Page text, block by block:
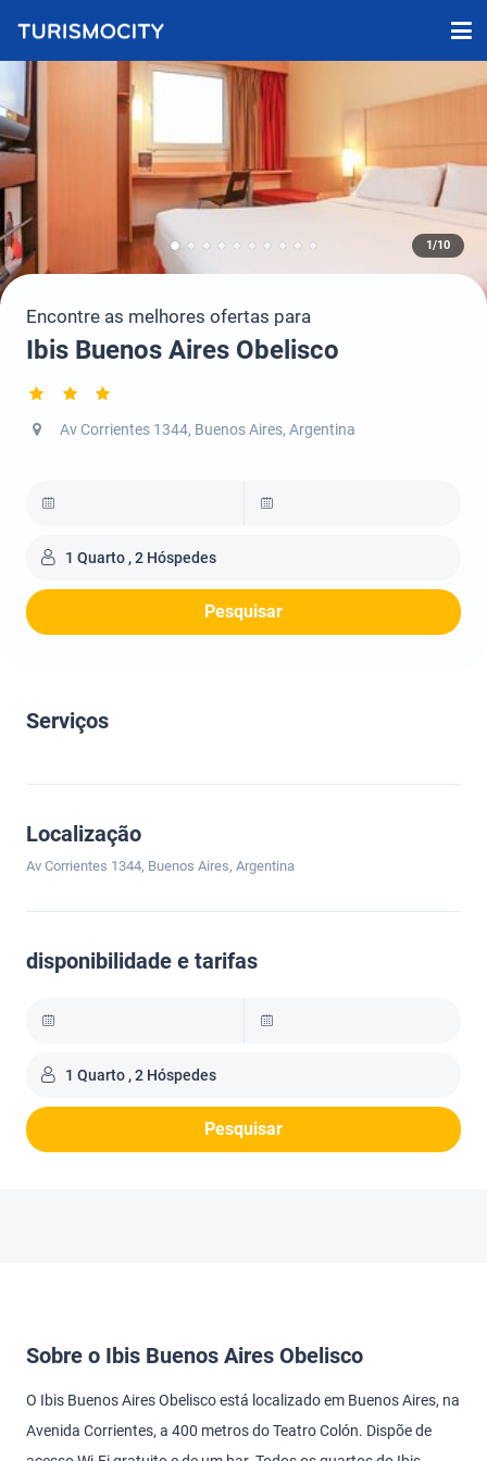
1/10
Encontre as melhores ofertas para
Ibis Buenos Aires Obelisco
Av Corrientes 1344, Buenos Aires, Argentina
1 Quarto , 2 Hóspedes
Pesquisar
Serviços
Localização
Av Corrientes 1344, Buenos Aires, Argentina
disponibilidade e tarifas
1 Quarto , 2 Hóspedes
Pesquisar
Sobre o Ibis Buenos Aires Obelisco
O Ibis Buenos Aires Obelisco está localizado em Buenos Aires, na
Avenida Corrientes, a 400 metros do Teatro Colón. Dispõe de